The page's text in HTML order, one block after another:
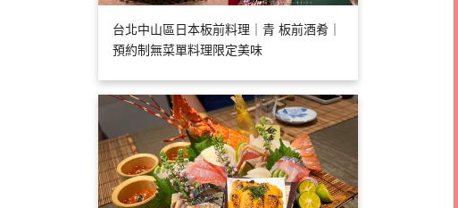
台北中山區日本板前料理｜青 板前酒肴｜
預約制無菜單料理限定美味